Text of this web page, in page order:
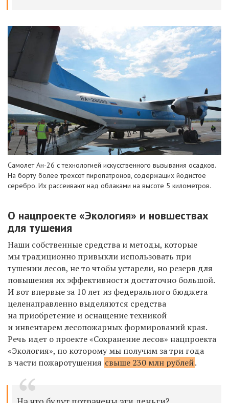
Самолет Ан-26 с технологией искусственного вызывания осадков.
На борту более трехсот пиропатронов, содержащих йодистое
серебро. Их рассеивают над облаками на высоте 5 километров.
О нацпроекте «Экология» и новшествах
для тушения
Наши собственные средства и методы, которые
мытрадиционно привыкли использовать при
тушении лесов, неточтобы устарели, но резерв для
повышения их эффективности достаточно большой.
И вот впервые за 10 лет из федерального бюджета
целенаправленно выделяются средства
на приобретение и оснащение техникой
и инвентарем лесопожарных формирований края.
Речь идет о проекте «Сохранение лесов» нацпроекта
«Экология», по которому мы получим затри года
в части пожаротушения свыше 230 млн рублей.